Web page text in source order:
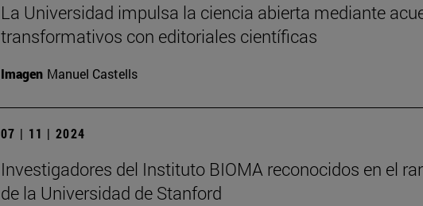
La Universidad impulsa la ciencia abierta mediante
transformativos con editoriales científicas
Imagen Manuel Castells
07 | 11 | 2024
Investigadores del Instituto BIOMA reconocidos en el
de la Universidad de Stanford